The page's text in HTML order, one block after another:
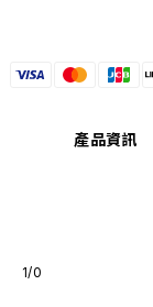
產品資訊
1/0